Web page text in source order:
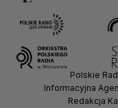
Polskie
Informacyjna
Redakcja